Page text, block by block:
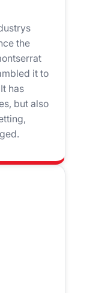
the
it to
has
but also